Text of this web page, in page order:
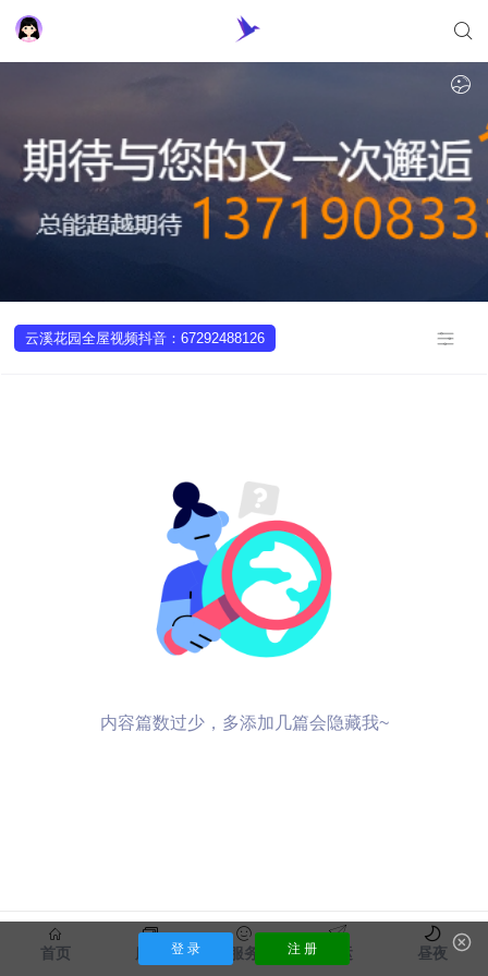
云溪花园全屋视频抖音：67292488126
内容篇数过少，多添加几篇会隐藏我~
首页 服饰 服务 货运 昼夜
登 录 注 册